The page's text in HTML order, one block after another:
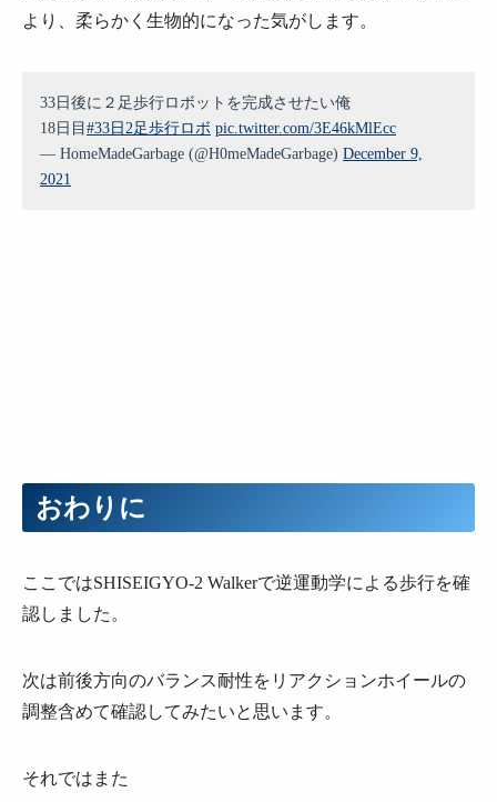
より、柔らかく生物的になった気がします。
33日後に２足歩行ロボットを完成させたい俺
18日目 #33日2足歩行ロボ pic.twitter.com/3E46kMlEcc
— HomeMadeGarbage (@H0meMadeGarbage) December 9,
2021
おわりに
ここではSHISEIGYO-2 Walkerで逆運動学による歩行を確
認しました。
次は前後方向のバランス耐性をリアクションホイールの
調整含めて確認してみたいと思います。
それではまた